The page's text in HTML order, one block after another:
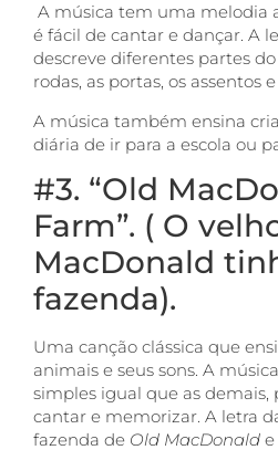
A música tem uma melodia
é fácil de cantar e dançar. A
descreve diferentes partes
rodas, as portas, os assentos
A música também ensina
diária de ir para a escola ou
#3. “Old
Farm”. ( O
MacDonald
fazenda).
Uma canção clássica que
animais e seus sons. A
simples igual que as demais,
cantar e memorizar. A letra
fazenda de Old MacDonald